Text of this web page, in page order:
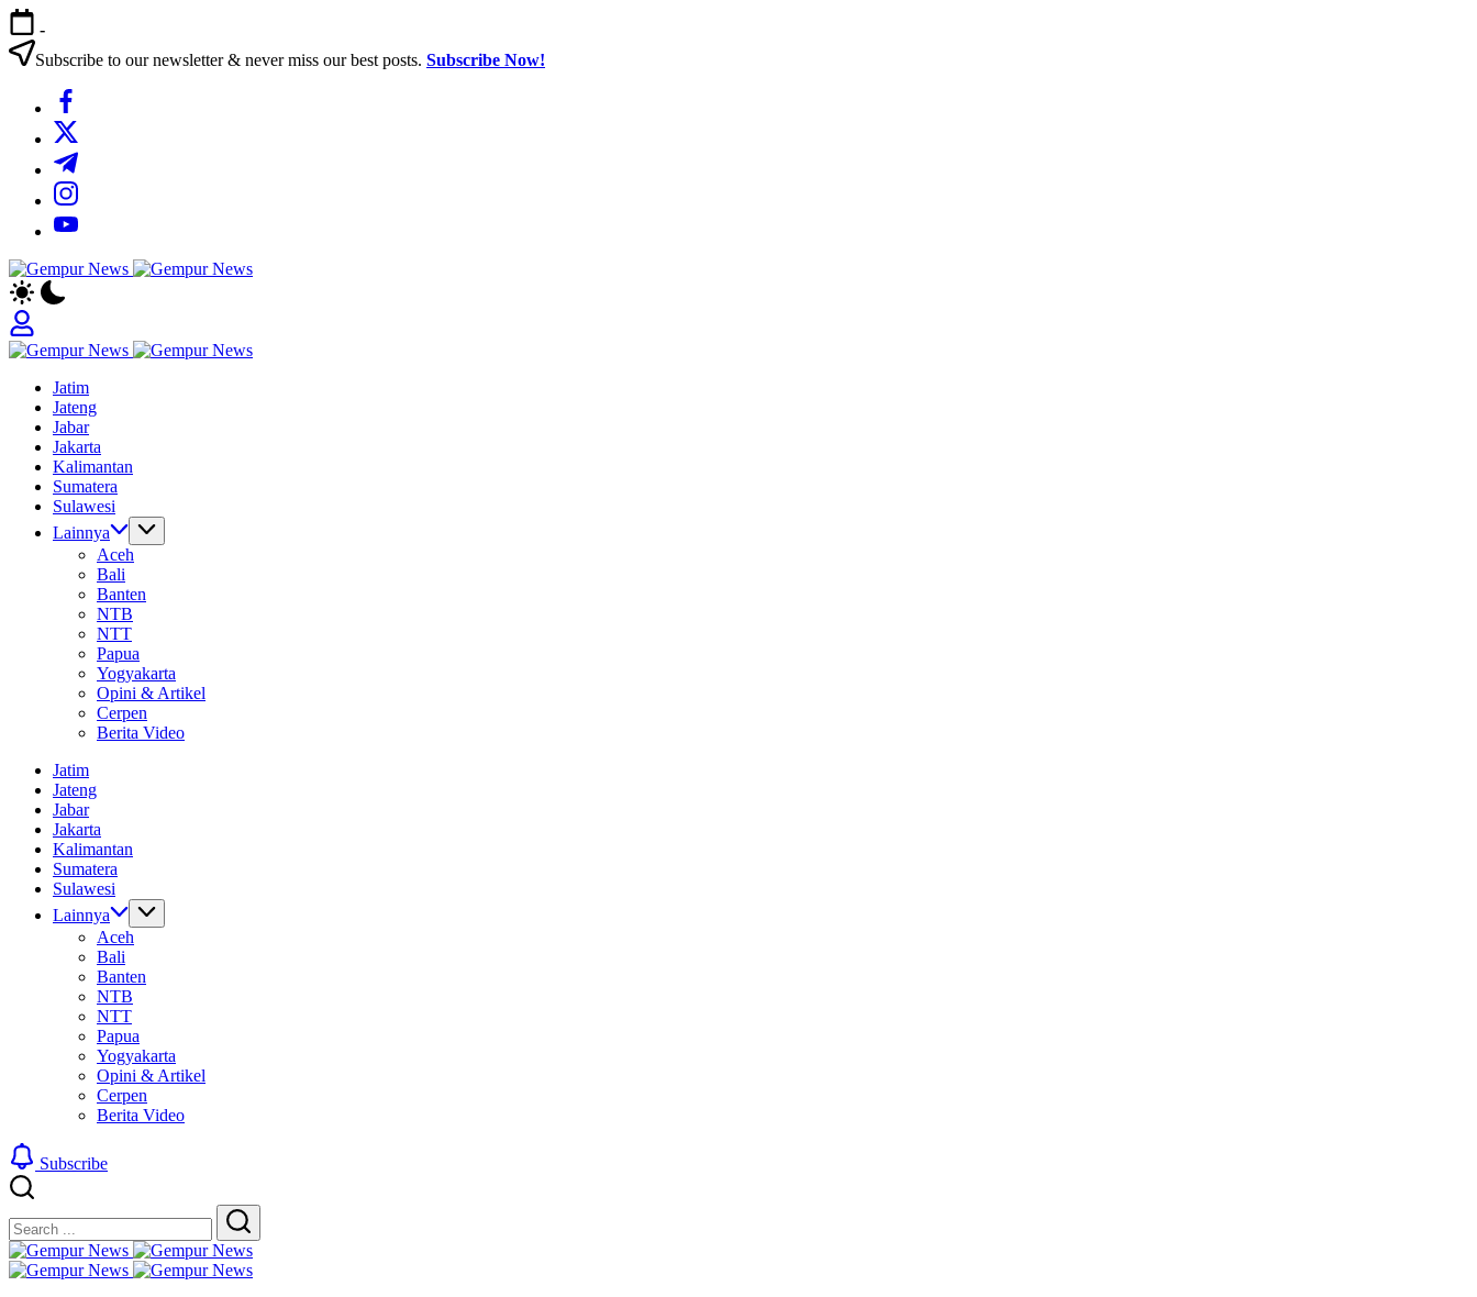
Skip
to
content
-
Subscribe to our newsletter & never miss our best posts. Subscribe Now!
https://www.facebook.com/
https://twitter.com/
https://t.me/
https://www.instagram.com/
https://youtube.com/
Gempur
Jelajah
Informasi
Dunia
Tanpa
Gempur
Informasi
Dunia
Tanpa
Batas
Jatim
Jateng
Jabar
Jakarta
Kalimantan
Sumatera
Sulawesi
Lainnya
Aceh
Bali
Banten
NTB
NTT
Papua
Yogyakarta
Opini & Artikel
Cerpen
Berita Video
Jatim
Jateng
Jabar
Jakarta
Kalimantan
Sumatera
Sulawesi
Lainnya
Aceh
Bali
Banten
NTB
NTT
Papua
Yogyakarta
Opini & Artikel
Cerpen
Berita Video
Subscribe
Search
Search
Gempur
News
Jelajah
Gempur